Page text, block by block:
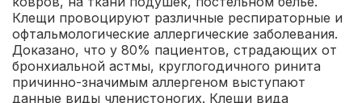
Клещи провоцируют различные респираторные и
офтальмологические аллергические заболевания.
Доказано, что у 80% пациентов, страдающих от
бронхиальной астмы, круглогодичного ринита
причинно-значимым аллергеном выступают
данные виды членистоногих. Клещи вида